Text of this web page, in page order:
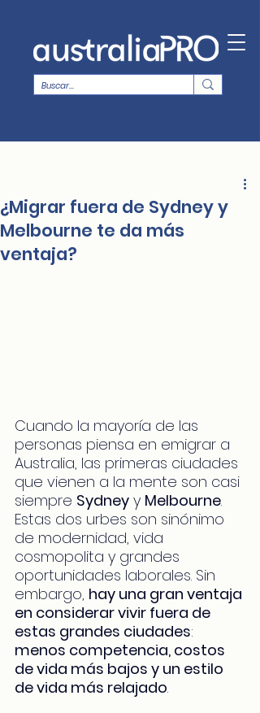
¿Migrar fuera de Sydney y
Melbourne te da más
ventaja?
Cuando la mayoría de las
personas piensa en emigrar a
Australia, las primeras ciudades
que vienen a la mente son casi
siempre Sydney y Melbourne.
Estas dos urbes son sinónimo
de modernidad, vida
cosmopolita y grandes
oportunidades laborales. Sin
embargo, hay una gran ventaja
en considerar vivir fuera de
estas grandes ciudades:
menos competencia, costos
de vida más bajos y un estilo
de vida más relajado.